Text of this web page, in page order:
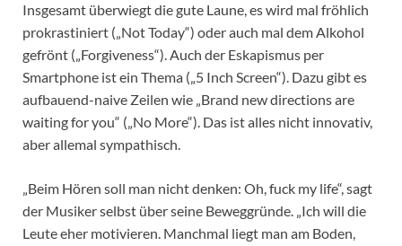
Insgesamt überwiegt die gute Laune, es wird mal fröhlich
prokrastiniert („Not Today“) oder auch mal dem Alkohol
gefrönt („Forgiveness“). Auch der Eskapismus per
Smartphone ist ein Thema („5 Inch Screen“). Dazu gibt es
aufbauend-naive Zeilen wie „Brand new directions are
waiting for you“ („No More“). Das ist alles nicht innovativ,
aber allemal sympathisch.
„Beim Hören soll man nicht denken: Oh, fuck my life“, sagt
der Musiker selbst über seine Beweggründe. „Ich will die
Leute eher motivieren. Manchmal liegt man am Boden,